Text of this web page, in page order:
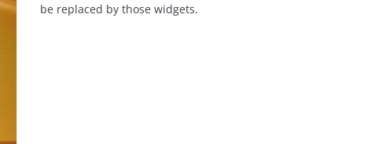
be replaced by those widgets.